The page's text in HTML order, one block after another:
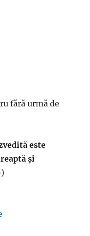
fără urmă de
este
și